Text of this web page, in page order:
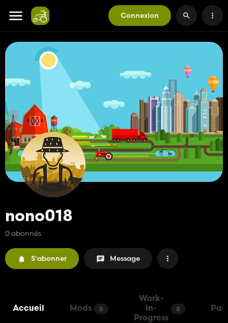
Connexion
nono018
0 abonnés
S'abonner Message
Accueil Mods 0
Work-
In-
Progress
0